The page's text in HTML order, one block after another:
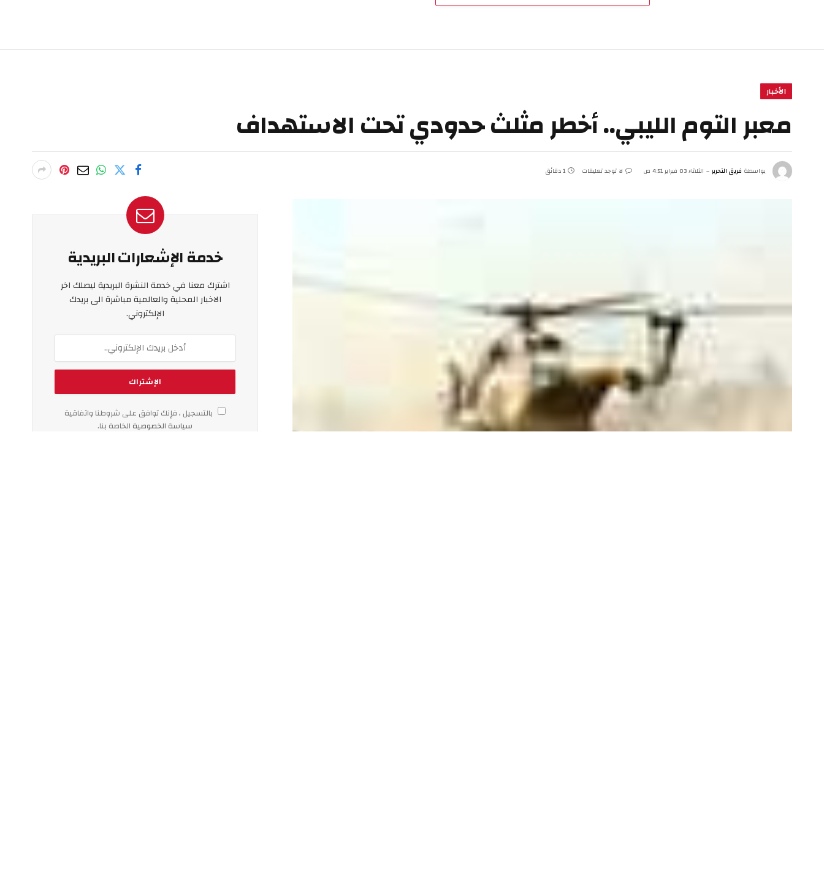
الأخبار
معبر التوم الليبي.. أخطر مثلث حدودي تحت الاستهداف
بواسطة فريق التحرير الثلاثاء 03 فبراير 4:51 ص لا توجد تعليقات 1 دقائق
خدمة الإشعارات البريدية
اشترك معنا في خدمة النشرة البريدية ليصلك اخر
الاخبار المحلية والعالمية مباشرة الى بريدك
الإلكتروني.
بالتسجيل ، فإنك توافق على شروطنا واتفاقية
سياسة الخصوصية الخاصة بنا.